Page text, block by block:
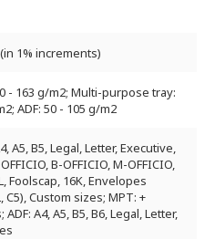
1% increments)
- 163 g/m2; Multi-purpose tray:
ADF: 50 - 105 g/m2
A5, B5, Legal, Letter, Executive,
B-OFFICIO, M-OFFICIO,
Foolscap, 16K, Envelopes
C5), Custom sizes; MPT: +
A4, A5, B5, B6, Legal, Letter,